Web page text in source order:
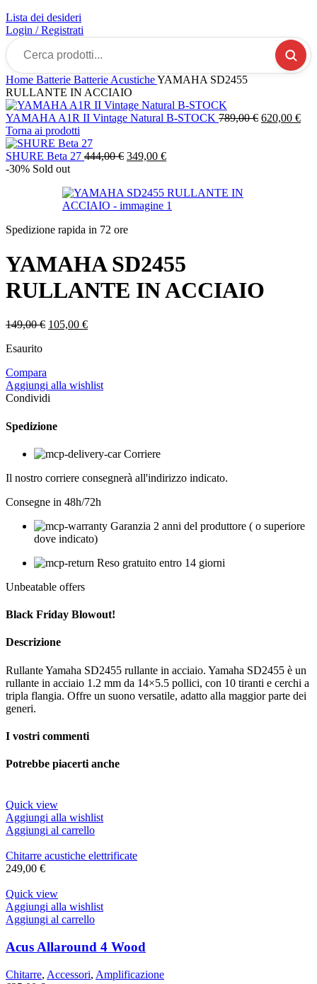
Lista dei desideri
Login / Registrati
Cerca
prodotti...
Home Batterie Batterie AcusticheYAMAHA SD2455
RULLANTE IN ACCIAIO
YAMAHA A1R II Vintage Natural B-STOCK 789,00€ Il
620,00 €Il
Torna ai prodotti
SHURE Beta 27 444,00€ Il
era:
444,00 €.
349,00 €Il
è:
349,00 €.
-30% Sold out
Spedizione rapida in 72 ore
YAMAHA SD2455
RULLANTE IN ACCIAIO
149,00€ Il105,00 €Il
Esaurito
Compara
Aggiungi alla wishlist
Condividi
Spedizione
Corriere
Il nostro corriere consegnerà all'indirizzo indicato.
Consegne in 48h/72h
Garanzia 2 anni del produttore ( o superiore
dove indicato)
Reso gratuito entro 14 giorni
Unbeatable offers
Black Friday Blowout!
Descrizione
Rullante Yamaha SD2455 rullante in acciaio. Yamaha SD2455 è un
rullante in acciaio 1.2 mm da 14×5.5 pollici, con 10 tiranti e cerchi a
tripla flangia. Offre un suono versatile, adatto alla maggior parte dei
generi.
I vostri commenti
Potrebbe piacerti anche
Quick view
Aggiungi alla wishlist
Aggiungi al carrello
Chitarre acustiche elettrificate
249,00 €
Quick view
Aggiungi alla wishlist
Aggiungi al carrello
Acus Allaround 4 Wood
Chitarre, Accessori, Amplificazione